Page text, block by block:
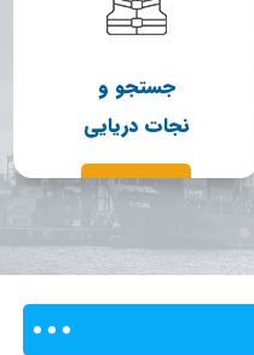
جستجو و
نجات دریایی